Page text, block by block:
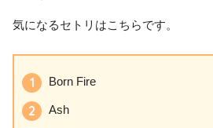
気になるセトリはこちらです。
Born Fire
Ash